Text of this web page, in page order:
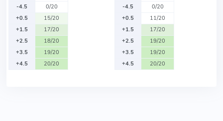
-4.5
0/20
+0.5
15/20
+1.5
17/20
+2.5
18/20
+3.5
19/20
+4.5
20/20
-4.5
0/20
+0.5
11/20
+1.5
17/20
+2.5
19/20
+3.5
19/20
+4.5
20/20